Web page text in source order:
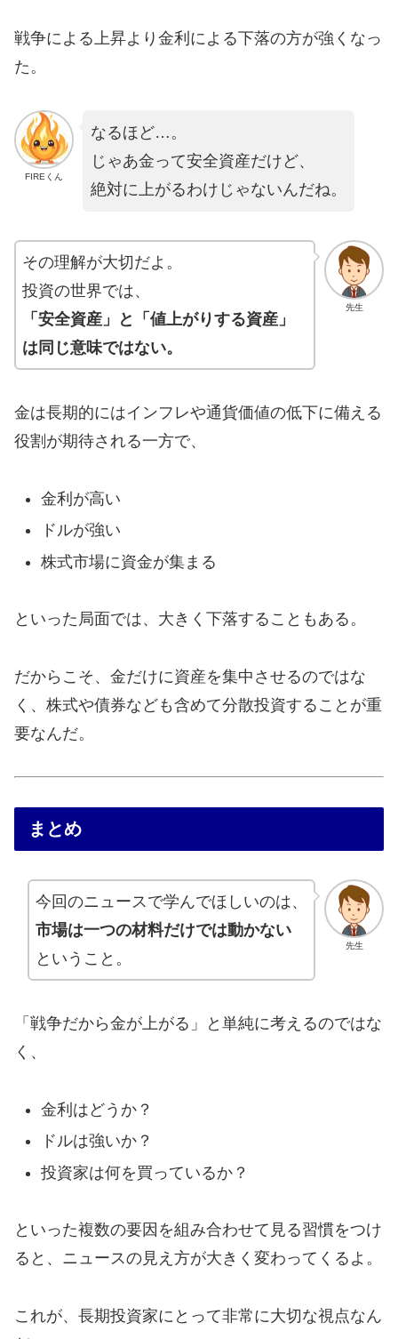
戦争による上昇より金利による下落の方が強くなっ
た。
FIREくん
なるほど…。
じゃあ金って安全資産だけど、
絶対に上がるわけじゃないんだね。
先生
その理解が大切だよ。
投資の世界では、
「安全資産」と「値上がりする資産」
は同じ意味ではない。
金は長期的にはインフレや通貨価値の低下に備える
役割が期待される一方で、
金利が高い
ドルが強い
株式市場に資金が集まる
といった局面では、大きく下落することもある。
だからこそ、金だけに資産を集中させるのではな
く、株式や債券なども含めて分散投資することが重
要なんだ。
まとめ
先生
今回のニュースで学んでほしいのは、
市場は一つの材料だけでは動かない
ということ。
「戦争だから金が上がる」と単純に考えるのではな
く、
金利はどうか？
ドルは強いか？
投資家は何を買っているか？
といった複数の要因を組み合わせて見る習慣をつけ
ると、ニュースの見え方が大きく変わってくるよ。
これが、長期投資家にとって非常に大切な視点なん